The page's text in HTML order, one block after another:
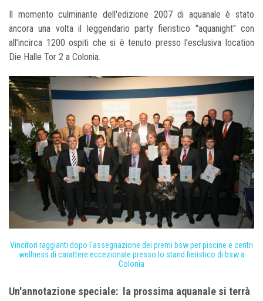
Il momento culminante dell'edizione 2007 di aquanale è stato
ancora una volta il leggendario party fieristico "aquanight" con
all'incirca 1200 ospiti che si è tenuto presso l'esclusiva location
Die Halle Tor 2 a Colonia.
Vincitori raggianti dopo l'assegnazione dei premi bsw per piscine e centri
wellness di carattere eccezionale presso lo stand fieristico di bsw a
Colonia
Un'annotazione speciale: la prossima aquanale si terrà